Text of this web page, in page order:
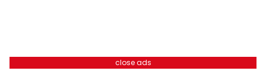
close ads